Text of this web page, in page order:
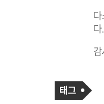
다.
태
그